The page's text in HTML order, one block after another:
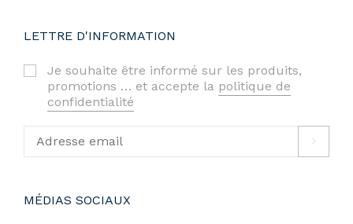
LETTRE D'INFORMATION
Je souhaite être informé sur les produits,
promotions … et accepte la politique de
confidentialité
MÉDIAS SOCIAUX